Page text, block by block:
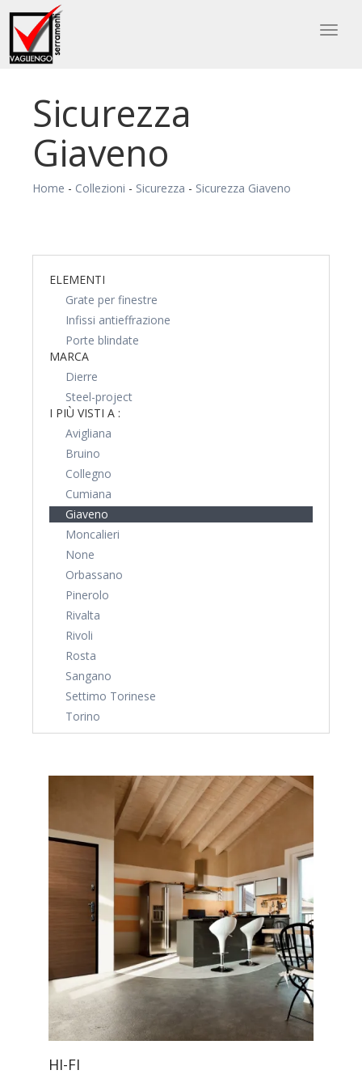
Sicurezza
Giaveno
Home - Collezioni - Sicurezza - Sicurezza Giaveno
ELEMENTI
Grate per finestre
Infissi antieffrazione
Porte blindate
MARCA
Dierre
Steel-project
I PIÙ VISTI A :
Avigliana
Bruino
Collegno
Cumiana
Giaveno
Moncalieri
None
Orbassano
Pinerolo
Rivalta
Rivoli
Rosta
Sangano
Settimo Torinese
Torino
HI-FI